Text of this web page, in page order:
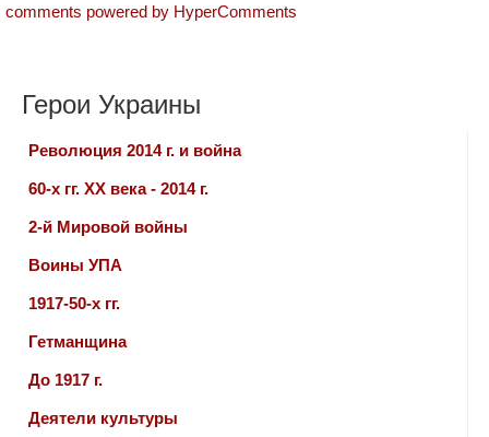
comments powered by HyperComments
Герои Украины
Революция 2014 г. и война
60-х гг. ХХ века - 2014 г.
2-й Мировой войны
Воины УПА
1917-50-х гг.
Гетманщина
До 1917 г.
Деятели культуры